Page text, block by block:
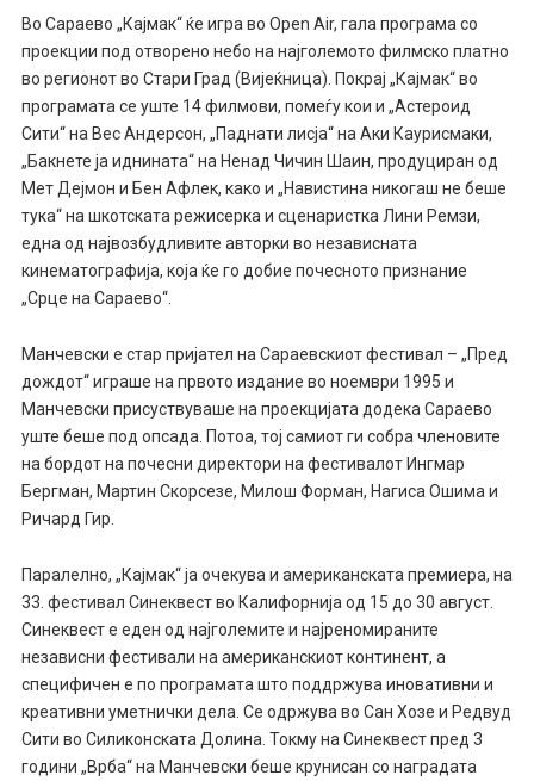
Во Сараево „Кајмак“ ќе игра во Open Air, гала програма со
проекции под отворено небо на најголемото филмско платно
во регионот во Стари Град (Вијеќница). Покрај „Кајмак“ во
програмата се уште 14 филмови, помеѓу кои и „Астероид
Сити“ на Вес Андерсон, „Паднати лисја“ на Аки Каурисмаки,
„Бакнете ја иднината“ на Ненад Чичин Шаин, продуциран од
Мет Дејмон и Бен Афлек, како и „Навистина никогаш не беше
тука“ на шкотската режисерка и сценаристка Лини Ремзи,
една од највозбудливите авторки во независната
кинематографија, која ќе го добие почесното признание
„Срце на Сараево“.
Манчевски е стар пријател на Сараевскиот фестивал – „Пред
дождот“ играше на првото издание во ноември 1995 и
Манчевски присуствуваше на проекцијата додека Сараево
уште беше под опсада. Потоа, тој самиот ги собра членовите
на бордот на почесни директори на фестивалот Ингмар
Бергман, Мартин Скорсезе, Милош Форман, Нагиса Ошима и
Ричард Гир.
Паралелно, „Кајмак“ ја очекува и американската премиера, на
33. фестивал Синеквест во Калифорнија од 15 до 30 август.
Синеквест е еден од најголемите и најреномираните
независни фестивали на американскиот континент, а
специфичен е по програмата што поддржува иновативни и
креативни уметнички дела. Се одржува во Сан Хозе и Редвуд
Сити во Силиконската Долина. Токму на Синеквест пред 3
години „Врба“ на Манчевски беше крунисан со наградата